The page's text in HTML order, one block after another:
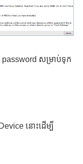
password សម្រាប់ទុក
នោះដើម្បី